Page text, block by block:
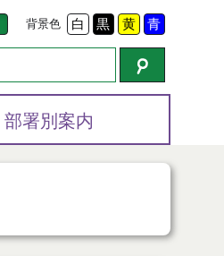
背景色 白 黒 黄 青
部署別案内